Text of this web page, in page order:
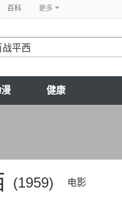
百科 更多
健康
(1959) 电影